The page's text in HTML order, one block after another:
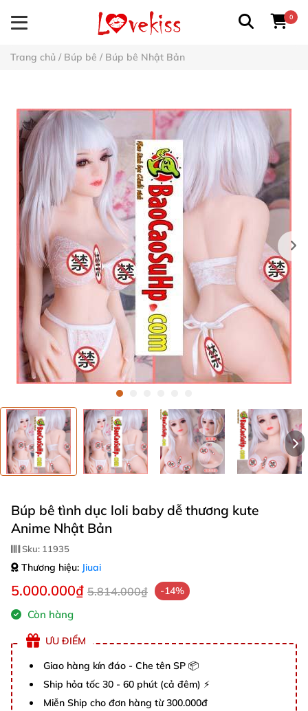
0
Trang chủ / Búp bê / Búp bê Nhật Bản
Búp bê tình dục loli baby dễ thương kute
Anime Nhật Bản
Sku: 11935
Thương hiệu: Jiuai
5.000.000₫ 5.814.000₫ -14%
Còn hàng
ƯU ĐIỂM
Giao hàng kín đáo - Che tên SP 📦
Ship hỏa tốc 30 - 60 phút (cả đêm) ⚡
Miễn Ship cho đơn hàng từ 300.000đ